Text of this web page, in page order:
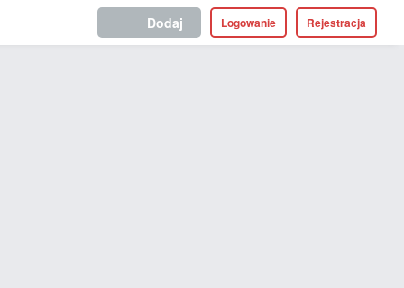
Rejestracja
Logowanie
Dodaj